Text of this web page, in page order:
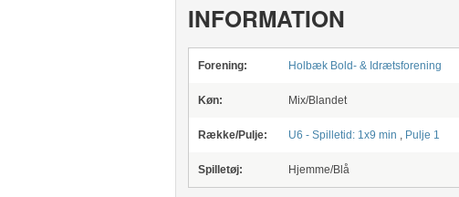
INFORMATION
Forening: Holbæk Bold- & Idrætsforening
Køn: Mix/Blandet
Række/Pulje: U6 - Spilletid: 1x9 min , Pulje 1
Spilletøj: Hjemme/Blå